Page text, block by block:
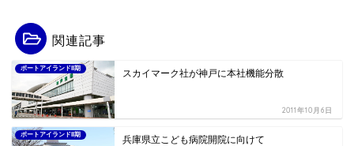
関連記事
ポートアイランドII期 スカイマーク社が神戸に本社機能分散
2011年10月6日
ポートアイランドII期 兵庫県立こども病院開院に向けて